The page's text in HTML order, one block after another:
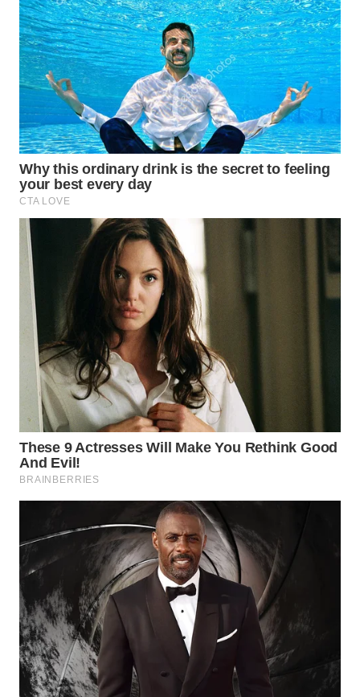
TENGAH
WN DELI
SERDANG
WN
TEBING
TINGGI
WN
PAKPAK
KARAWANG
BEKASI
WN
BOGOR
WN
DEPOK
WN
TAPANULI
WN
SAMOSIR
WN
PADANG
LAWAS